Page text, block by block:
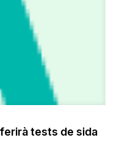
tests de sida